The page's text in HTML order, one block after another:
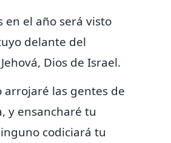
en el año será visto
delante del
Dios de Israel.
arrojaré las gentes de
y ensancharé tu
codiciará tu